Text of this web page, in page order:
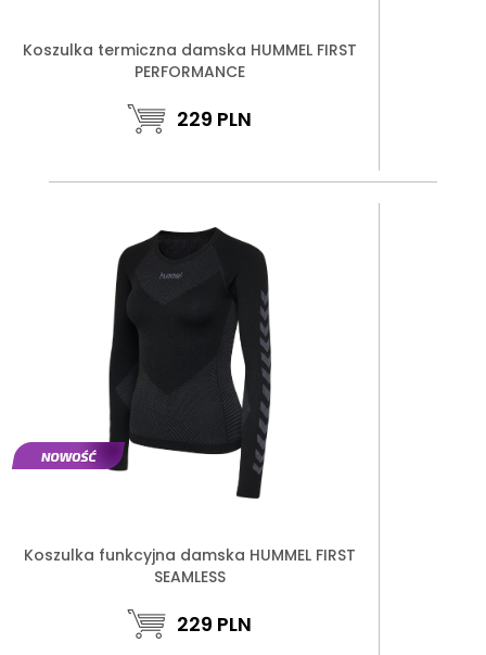
Koszulka termiczna damska HUMMEL FIRST
PERFORMANCE
229 PLN
Koszulka funkcyjna damska HUMMEL FIRST
SEAMLESS
229 PLN